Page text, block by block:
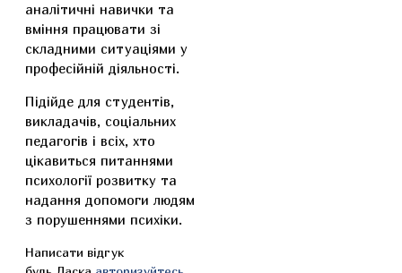
аналітичні навички та
вміння працювати зі
складними ситуаціями у
професійній діяльності.
Підійде для студентів,
викладачів, соціальних
педагогів і всіх, хто
цікавиться питаннями
психології розвитку та
надання допомоги людям
з порушеннями психіки.
Написати відгук